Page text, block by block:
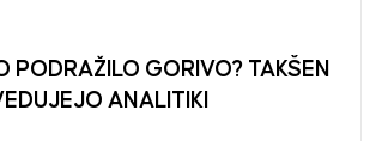
PODRAŽILO GORIVO? TAKŠEN
ANALITIKI